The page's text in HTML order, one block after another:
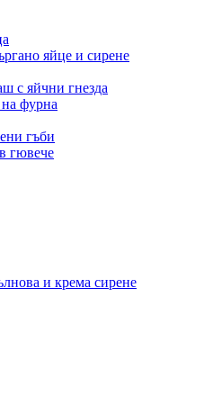
яйце и сирене
с яйчни гнезда
фурна
гъби
гювече
и крема сирене